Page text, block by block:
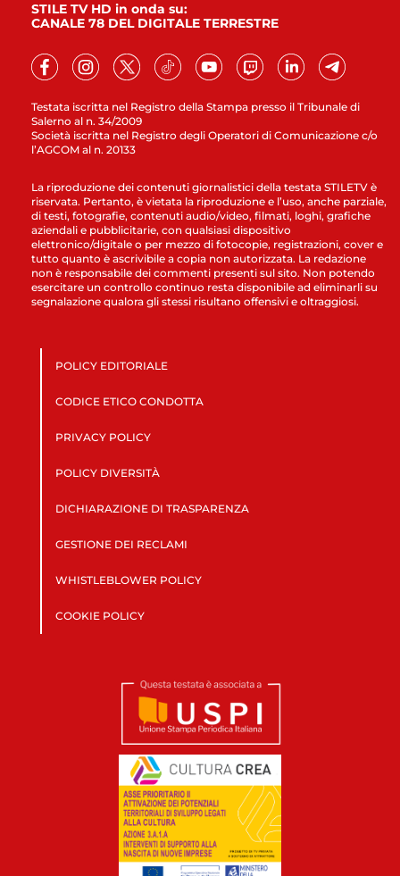
Testata iscritta nel Registro della Stampa presso il Tribunale di
Salerno al n. 34/2009
Società iscritta nel Registro degli Operatori di Comunicazione c/o
l’AGCOM al n. 20133
STILE TV HD in onda su:
CANALE 78 DEL DIGITALE TERRESTRE
La riproduzione dei contenuti giornalistici della testata STILETV è
riservata. Pertanto, è vietata la riproduzione e l’uso, anche parziale,
di testi, fotografie, contenuti audio/video, filmati, loghi, grafiche
aziendali e pubblicitarie, con qualsiasi dispositivo
elettronico/digitale o per mezzo di fotocopie, registrazioni, cover e
tutto quanto è ascrivibile a copia non autorizzata. La redazione
non è responsabile dei commenti presenti sul sito. Non potendo
esercitare un controllo continuo resta disponibile ad eliminarli su
segnalazione qualora gli stessi risultano offensivi e oltraggiosi.
POLICY EDITORIALE
CODICE ETICO CONDOTTA
PRIVACY POLICY
POLICY DIVERSITÀ
DICHIARAZIONE DI TRASPARENZA
GESTIONE DEI RECLAMI
WHISTLEBLOWER POLICY
COOKIE POLICY